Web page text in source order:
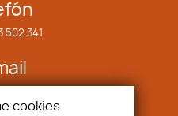
502 341
cookies